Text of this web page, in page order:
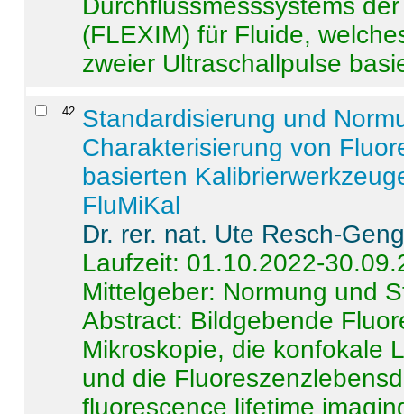
Durchflussmesssystems
(FLEXIM) für Fluide,
zweier Ultraschallpulse
42. Standardisierung und
Charakterisierung von
basierten
FluMiKal
Dr. rer. nat. Ute Resch-
Laufzeit: 01.10.2022-
Mittelgeber: Normung und
Abstract: Bildgebende
Mikroskopie, die konfokale
und die
fluorescence lifetime